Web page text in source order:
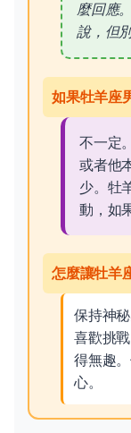
麼回應
說，但
如果牡羊座
不一定
或者他
少。牡
動，如
怎麼讓牡羊
保持神
喜歡挑
得無趣
心。